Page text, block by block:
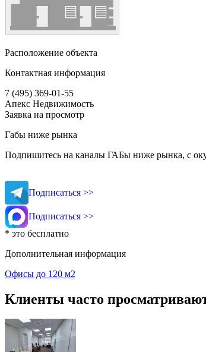
Расположение объекта
Контактная информация
7 (495) 369-01-55
Апекс Недвижимость
Заявка на просмотр
Габы ниже рынка
Подпишитесь на каналы ГАБы ниже рынка, с
Подписаться >>
Подписаться >>
* это бесплатно
Дополнительная информация
Офисы до 120 м2
Клиенты часто